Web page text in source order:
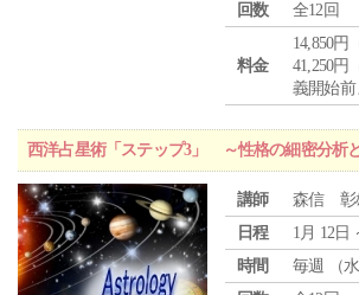
回数
全12回
料金
14,850円
41,250
義開始前
西洋占星術「ステップ3」 ～性格の細密分析
講師
森信 彰
日程
1月 12日
時間
毎週 （水